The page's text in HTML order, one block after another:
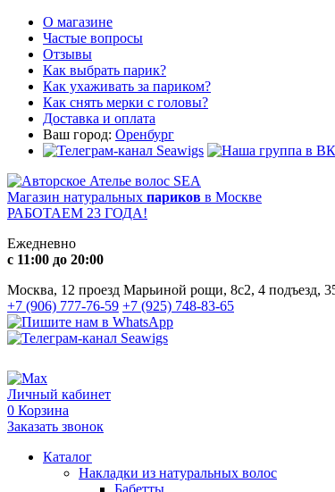
О магазине
Частые вопросы
Отзывы
Как выбрать парик?
Как ухаживать за париком?
Как снять мерки с головы?
Доставка и оплата
Ваш город: Оренбург
Магазин натуральных париков в Москве
РАБОТАЕМ 23 ГОДА!
Ежедневно
с 11:00 до 20:00
Москва, 12 проезд Марьиной рощи, 8с2, 4 подъезд,
+7 (906) 777-76-59 +7 (925) 748-83-65
Личный кабинет
0 Корзина
Заказать звонок
Каталог
Накладки из натуральных волос
Бабетты